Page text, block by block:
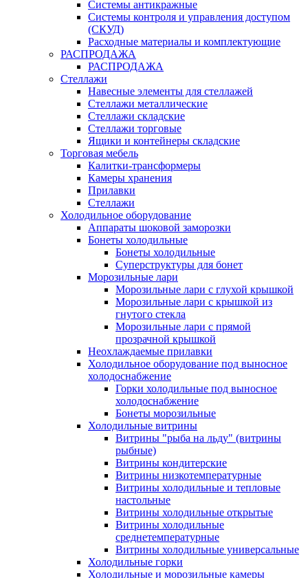
Системы антикражные
Системы контроля и управления доступом
(СКУД)
Расходные материалы и комплектующие
РАСПРОДАЖА
РАСПРОДАЖА
Стеллажи
Навесные элементы для стеллажей
Стеллажи металлические
Стеллажи складские
Стеллажи торговые
Ящики и контейнеры складские
Торговая мебель
Калитки-трансформеры
Камеры хранения
Прилавки
Стеллажи
Холодильное оборудование
Аппараты шоковой заморозки
Бонеты холодильные
Бонеты холодильные
Суперструктуры для бонет
Морозильные лари
Морозильные лари с глухой крышкой
Морозильные лари с крышкой из
гнутого стекла
Морозильные лари с прямой
прозрачной крышкой
Неохлаждаемые прилавки
Холодильное оборудование под выносное
холодоснабжение
Горки холодильные под выносное
холодоснабжение
Бонеты морозильные
Холодильные витрины
Витрины "рыба на льду" (витрины
рыбные)
Витрины кондитерские
Витрины низкотемпературные
Витрины холодильные и тепловые
настольные
Витрины холодильные открытые
Витрины холодильные
среднетемпературные
Витрины холодильные универсальные
Холодильные горки
Холодильные и морозильные камеры